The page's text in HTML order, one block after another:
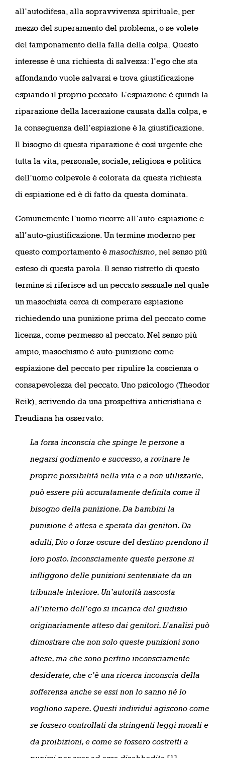
all’autodifesa, alla sopravvivenza spirituale, per
mezzo del superamento del problema, o se volete
del tamponamento della falla della colpa. Questo
interesse è una richiesta di salvezza: l’ego che sta
affondando vuole salvarsi e trova giustificazione
espiando il proprio peccato. L’espiazione è quindi la
riparazione della lacerazione causata dalla colpa, e
la conseguenza dell’espiazione è la giustificazione.
Il bisogno di questa riparazione è così urgente che
tutta la vita, personale, sociale, religiosa e politica
dell’uomo colpevole è colorata da questa richiesta
di espiazione ed è di fatto da questa dominata.
Comunemente l’uomo ricorre all’auto-espiazione e
all’auto-giustificazione. Un termine moderno per
questo comportamento è masochismo, nel senso più
esteso di questa parola. Il senso ristretto di questo
termine si riferisce ad un peccato sessuale nel quale
un masochista cerca di comperare espiazione
richiedendo una punizione prima del peccato come
licenza, come permesso al peccato. Nel senso più
ampio, masochismo è auto-punizione come
espiazione del peccato per ripulire la coscienza o
consapevolezza del peccato. Uno psicologo (Theodor
Reik), scrivendo da una prospettiva anticristiana e
Freudiana ha osservato:
La forza inconscia che spinge le persone a
negarsi godimento e successo, a rovinare le
proprie possibilità nella vita e a non utilizzarle,
può essere più accuratamente definita come il
bisogno della punizione. Da bambini la
punizione è attesa e sperata dai genitori. Da
adulti, Dio o forze oscure del destino prendono il
loro posto. Inconsciamente queste persone si
infliggono delle punizioni sentenziate da un
tribunale interiore. Un’autorità nascosta
all’interno dell’ego si incarica del giudizio
originariamente atteso dai genitori. L’analisi può
dimostrare che non solo queste punizioni sono
attese, ma che sono perfino inconsciamente
desiderate, che c’è una ricerca inconscia della
sofferenza anche se essi non lo sanno né lo
vogliono sapere. Questi individui agiscono come
se fossero controllati da stringenti leggi morali e
da proibizioni, e come se fossero costretti a